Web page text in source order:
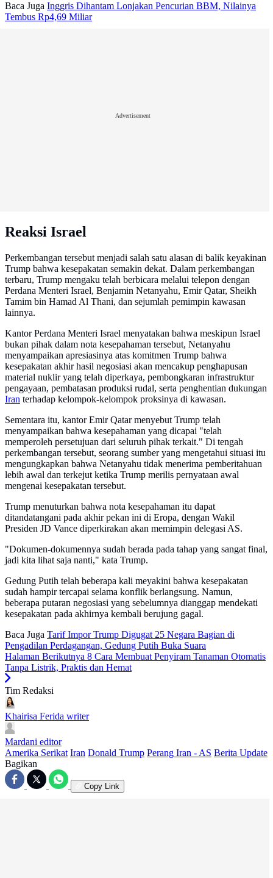
Baca Juga Inggris Dihantam Lonjakan Pencurian BBM, Nilainya
Tembus Rp4,69 Miliar
Advertisement
Reaksi Israel
Perkembangan tersebut menjadi salah satu alasan di balik keyakinan
Trump bahwa kesepakatan semakin dekat. Dalam perkembangan
terbaru, Trump mengaku telah berbicara melalui telepon dengan
Perdana Menteri Israel, Benjamin Netanyahu, Emir Qatar, Sheikh
Tamim bin Hamad Al Thani, dan sejumlah pemimpin kawasan
lainnya.
Kantor Perdana Menteri Israel menyatakan bahwa meskipun Israel
bukan pihak dalam nota kesepahaman tersebut, Netanyahu
menyampaikan apresiasinya atas komitmen Trump bahwa
kesepakatan akhir hasil negosiasi akan mencakup penghapusan
material nuklir yang telah diperkaya, pembongkaran infrastruktur
pengayaan, pembatasan produksi rudal, serta penghentian dukungan
Iran terhadap kelompok-kelompok proksinya di kawasan.
Sementara itu, kantor Emir Qatar menyebut Trump telah
menyampaikan bahwa kesepahaman yang dicapai "telah
memperoleh persetujuan dari seluruh pihak terkait." Di tengah
perkembangan tersebut, seorang sumber yang mengetahui situasi itu
mengungkapkan bahwa Netanyahu tidak menerima pemberitahuan
lebih awal dan terkejut ketika Trump merilis pernyataan awal
mengenai kesepakatan tersebut.
Trump menuturkan bahwa nota kesepahaman itu dapat
ditandatangani pada akhir pekan ini di Eropa, dengan Wakil
Presiden JD Vance diperkirakan akan memimpin delegasi AS.
"Dokumen-dokumennya sudah berada pada tahap yang sangat final,
jadi kita lihat saja nanti," kata Trump.
Gedung Putih telah beberapa kali meyakini bahwa kesepakatan
sudah hampir tercapai selama konflik berlangsung. Namun,
beberapa putaran negosiasi yang sebelumnya dianggap mendekati
kesepakatan pada akhirnya kembali berujung gagal.
Baca Juga Tarif Impor Trump Digugat 25 Negara Bagian di
Pengadilan Perdagangan, Gedung Putih Buka Suara
Halaman Berikutnya 8 Cara Membuat Penyiram Tanaman Otomatis
Tanpa Listrik, Praktis dan Hemat
Tim Redaksi
Khairisa Ferida writer
Mardani editor
Amerika Serikat Iran Donald Trump Perang Iran - AS Berita Update
Bagikan
Copy Link